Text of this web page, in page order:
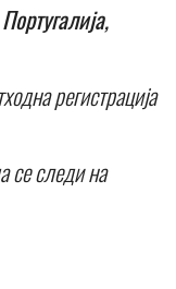
регистрација
се следи на